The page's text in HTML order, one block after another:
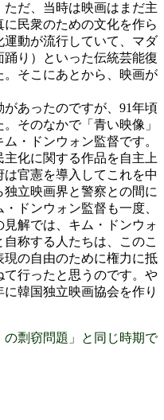
だ、当時は映画はまだ主
民衆のための文化を作ら
動が流行していて、マダ
り）といった伝統芸能復
そこにあとから、映画が
あったのですが、91年頃
そのなかで「青い映像」
・ドンウォン監督です。
化に関する作品を自主上
官憲を導入してこれを中
立映画界と警察との間に
ドンウォン監督も一度、
解では、キム・ドンウォ
称する人たちは、このこ
の自由のために権力に抵
行ったと思うのです。や
韓国独立映画協会を作り
窃問題」と同じ時期で